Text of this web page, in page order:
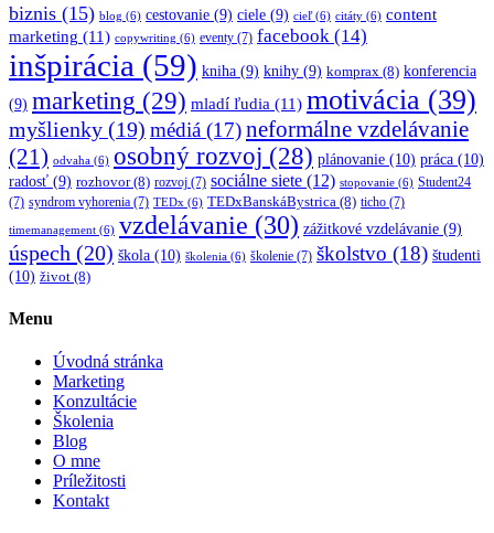
biznis (15) blog (6) cestovanie (9) ciele (9) cieľ(6) citáty (6) content
marketing (11) copywriting (6) eventy (7) facebook (14)
inšpirácia (59) kniha (9) knihy (9) komprax (8) konferencia
(9) marketing (29) mladí ľudia (11) motivácia (39)
myšlienky (19) médiá (17)neformálne vzdelávanie
(21) odvaha (6) osobný rozvoj (28) plánovanie (10) práca (10)
radosť (9) rozhovor(8) rozvoj (7) sociálne siete (12) stopovanie (6) Student24
(7) syndrom vyhorenia (7) TEDx (6) TEDxBanskáBystrica (8) ticho (7)
timemanagement (6) vzdelávanie (30) zážitkové vzdelávanie (9)
úspech (20) škola (10) školenia (6) školenie (7) školstvo (18) študenti
(10) život (8)
Menu
Úvodná stránka
Marketing
Konzultácie
Školenia
Blog
O mne
Príležitosti
Kontakt